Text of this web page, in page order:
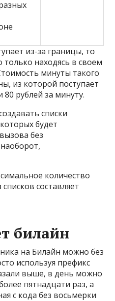
из-за границы, то
находясь в своем
минуты такого
из которой поступает
рублей за минуту.
списки
будет
без
количество
составляет
билайн
на Билайн можно без
используя префикс
выше, в день можно
пятнадцати раз, а
с кода без восьмерки